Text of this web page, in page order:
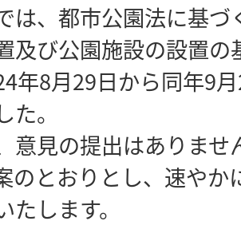
は、都市公園法に基
及び公園施設の設置の
年8月29日から同年9
。
意見の提出はありませ
のとおりとし、速や
たします。